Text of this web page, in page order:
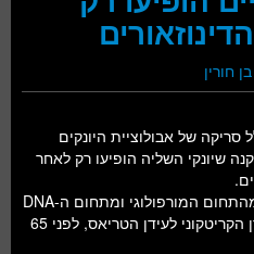
חורין
6 שנים ושכלל סריקה של אבולוציית היונקים
שיונקי השליה הופיעו רק לאחר
המחקר שילב עבודת של חוקרים מהתחום המורפולוגי ומתחום ה-DNA
בסביבות הזמן של הגבול בין העידן הקריטקוני לעידן הטריאס, לפני 65